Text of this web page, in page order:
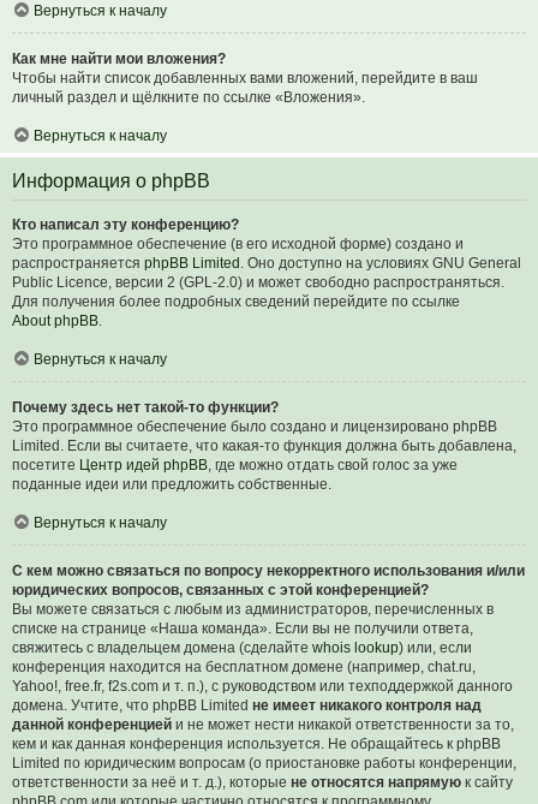
Вернуться к началу
Как мне найти мои вложения?
Чтобы найти список добавленных вами вложений, перейдите в ваш
личный раздел и щёлкните по ссылке «Вложения».
Вернуться к началу
Информация о phpBB
Кто написал эту конференцию?
Это программное обеспечение (в его исходной форме) создано и
распространяется phpBB Limited . Оно доступно на условиях GNU General
Public Licence, версии 2 (GPL-2.0) и может свободно распространяться.
Для получения более подробных сведений перейдите по ссылке
About phpBB.
Вернуться к началу
Почему здесь нет такой-то функции?
Это программное обеспечение было создано и лицензировано phpBB
Limited. Если вы считаете, что какая-то функция должна быть добавлена,
посетите Центр идей phpBB, где можно отдать свой голос за уже
поданные идеи или предложить собственные.
Вернуться к началу
С кем можно связаться по вопросу некорректного использования и/или
юридических вопросов, связанных с этой конференцией?
Вы можете связаться с любым из администраторов, перечисленных в
списке на странице «Наша команда». Если вы не получили ответа,
свяжитесь с владельцем домена (сделайте whois lookup) или, если
конференция находится на бесплатном домене (например, chat.ru,
Yahoo!, free.fr, f2s.com и т. п.), с руководством или техподдержкой данного
домена. Учтите, что phpBB Limited не имеет никакого контроля над
данной конференцией и не может нести никакой ответственности за то,
кем и как данная конференция используется. Не обращайтесь к phpBB
Limited по юридическим вопросам (о приостановке работы конференции,
ответственности за неё и т. д.), которые не относятся напрямую к сайту